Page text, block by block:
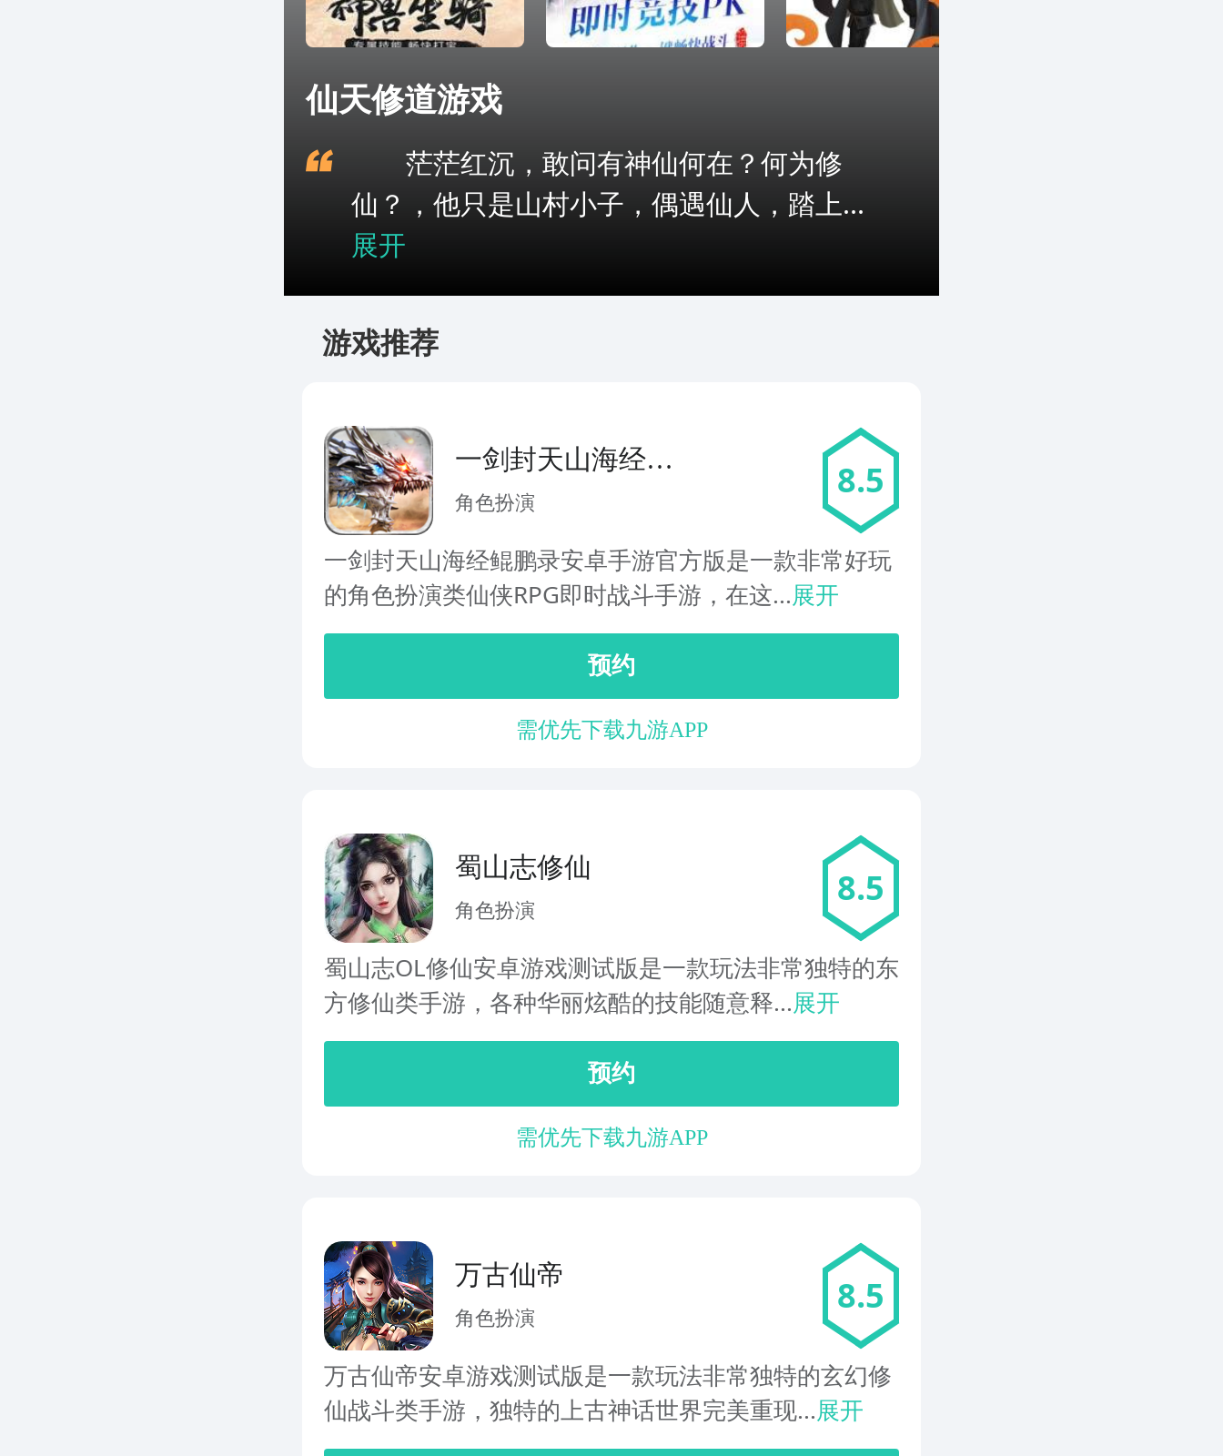
仙天修道游戏
茫茫红沉，敢问有神仙何在？何为修
仙？，他只是山村小子，偶遇仙人，踏上...
展开
游戏推荐
一剑封天山海经鲲
鹏录
角色扮演
8.5
一剑封天山海经鲲鹏录安卓手游官方版是一款非常好玩
的角色扮演类仙侠RPG即时战斗手游，在这...展开
预约
需优先下载九游APP
蜀山志修仙
角色扮演
8.5
蜀山志OL修仙安卓游戏测试版是一款玩法非常独特的东
方修仙类手游，各种华丽炫酷的技能随意释...展开
预约
需优先下载九游APP
万古仙帝
角色扮演
8.5
万古仙帝安卓游戏测试版是一款玩法非常独特的玄幻修
仙战斗类手游，独特的上古神话世界完美重现...展开